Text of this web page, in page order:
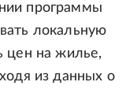
программы
локальную
цен на жилье,
из данных о